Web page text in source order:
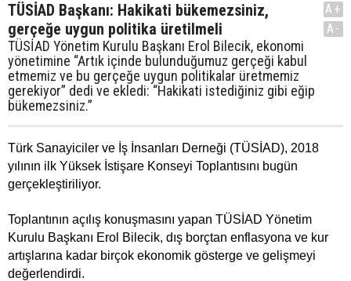
TÜSİAD Başkanı: Hakikati bükemezsiniz,
gerçeğe uygun politika üretilmeli
TÜSİAD Yönetim Kurulu Başkanı Erol Bilecik, ekonomi
yönetimine “Artık içinde bulunduğumuz gerçeği kabul
etmemiz ve bu gerçeğe uygun politikalar üretmemiz
gerekiyor” dedi ve ekledi: “Hakikati istediğiniz gibi eğip
bükemezsiniz.”
A+
A-
Türk Sanayiciler ve İş İnsanları Derneği (TÜSİAD), 2018
yılının ilk Yüksek İstişare Konseyi Toplantısını bugün
gerçekleştiriliyor.
Toplantının açılış konuşmasını yapan TÜSİAD Yönetim
Kurulu Başkanı Erol Bilecik, dış borçtan enflasyona ve kur
artışlarına kadar birçok ekonomik gösterge ve gelişmeyi
değerlendirdi.